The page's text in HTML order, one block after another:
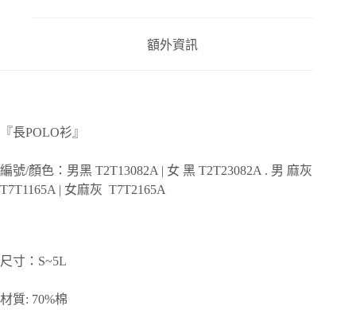
額外資訊
『長POLO衫』
編號/顏色：男黑 T2T13082A | 女 黑 T2T23082A . 男 麻灰
T7T1165A | 女麻灰 T7T2165A
尺寸：S~5L
材質: 70%棉